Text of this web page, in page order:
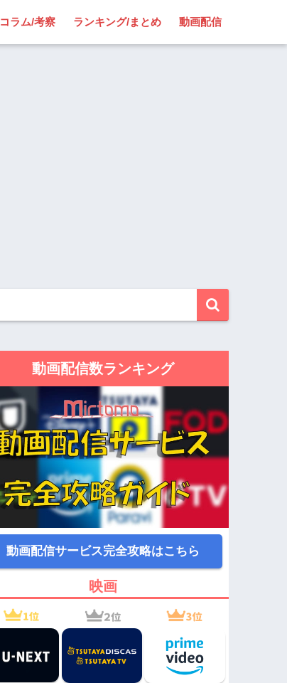
コラム/考察 ランキング/まとめ 動画配信
動画配信数ランキング
動画配信サービス完全攻略はこちら
映画